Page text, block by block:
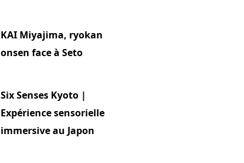
KAI Miyajima, ryokan
onsen face à Seto
Six Senses Kyoto |
Expérience sensorielle
immersive au Japon